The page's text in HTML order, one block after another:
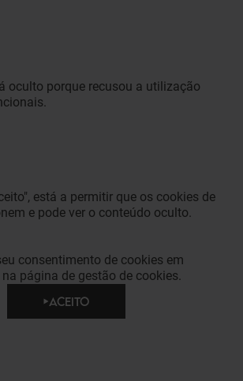
oculto porque recusou a utilização
está a permitir que os cookies de
e pode ver o conteúdo oculto.
consentimento de cookies em
página de gestão de cookies.
ACEITO